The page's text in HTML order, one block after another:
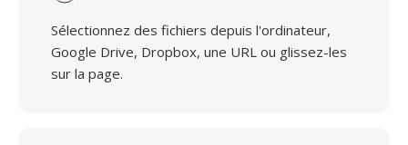
Sélectionnez des fichiers depuis l'ordinateur,
Google Drive, Dropbox, une URL ou glissez-les
sur la page.